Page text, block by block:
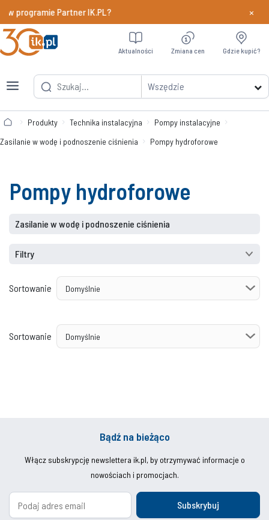
programie Partner IK.PL? Dowiedz
×
Wszędzie
Aktualności Zmiana cen Gdzie kupić?
Produkty Technika instalacyjna
Pompy instalacyjne
Zasilanie w wodę i podnoszenie ciśnienia
Pompy hydroforowe
Pompy hydroforowe
Zasilanie w wodę i podnoszenie ciśnienia
Filtry
Sortowanie
Sortowanie
Bądź na bieżąco
Włącz subskrypcję newslettera ik.pl, by otrzymywać informacje o
nowościach i promocjach.
Subskrybuj